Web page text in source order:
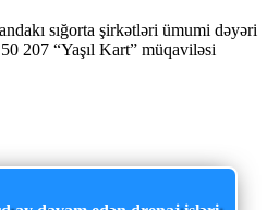
sığorta şirkətləri ümumi dəyəri
207 “Yaşıl Kart” müqaviləsi